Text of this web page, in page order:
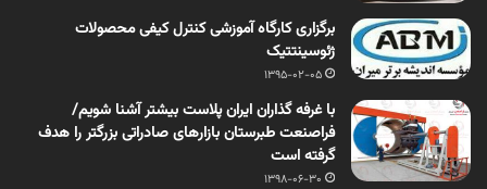
برگزاری کارگاه آموزشی کنترل کیفی محصولات
ژئوسینتتیک
1395-02-05
با غرفه گذاران ایران پلاست بیشتر آشنا شویم/
فراصنعت طبرستان بازارهای صادراتی بزرگتر را هدف
گرفته است
1398-06-30